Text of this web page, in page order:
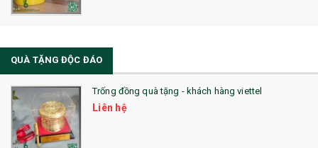
QUÀ TẶNG ĐỘC ĐÁO
Trống đồng quà tặng - khách hàng viettel
Liên hệ